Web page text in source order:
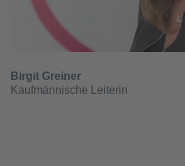
Birgit Greiner
Kaufmännische Leiterin